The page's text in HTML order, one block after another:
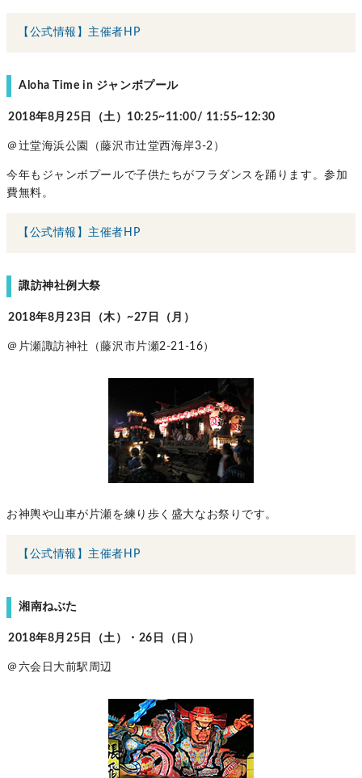
【公式情報】主催者HP
Aloha Time in ジャンボプール
2018年8月25日（土）10:25~11:00/ 11:55~12:30
＠辻堂海浜公園（藤沢市辻堂西海岸3-2）
今年もジャンボプールで子供たちがフラダンスを踊ります。参加
費無料。
【公式情報】主催者HP
諏訪神社例大祭
2018年8月23日（木）~27日（月）
＠片瀬諏訪神社（藤沢市片瀬2-21-16）
お神輿や山車が片瀬を練り歩く盛大なお祭りです。
【公式情報】主催者HP
湘南ねぶた
2018年8月25日（土）・26日（日）
＠六会日大前駅周辺